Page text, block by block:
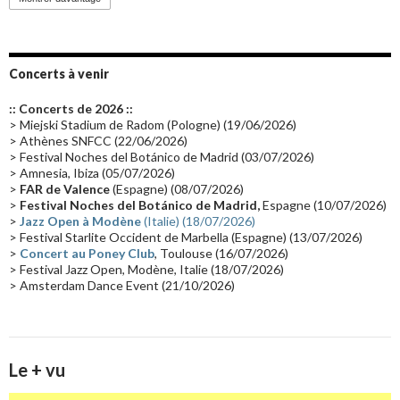
Groupe de Recherche Musicale
Passages radio Vidéo Jarrecast (16) Synthé 80's
Les concerts en Chine(16) Cinéma
Synthé Roland(15) Belgique(15)
(14) Astronomie (14)
Tournée 2025(14) 2024(14) Chine(13)
Concerts à venir
:: Concerts de 2026 ::
> Miejski Stadium de Radom (Pologne) (19/06/2026)
> Athènes SNFCC (22/06/2026)
> Festival Noches del Botánico de Madrid (03/07/2026)
> Amnesia, Ibiza (05/07/2026)
> FAR de Valence(Espagne) (08/07/2026)
> Festival Noches del Botánico de Madrid,Espagne (10/07/2026)
> Jazz Open à Modène(Italie) (18/07/2026)
> Festival Starlite Occident de Marbella (Espagne) (13/07/2026)
> Concert au Poney Club, Toulouse (16/07/2026)
> Festival Jazz Open, Modène, Italie (18/07/2026)
> Amsterdam Dance Event (21/10/2026)
Le + vu